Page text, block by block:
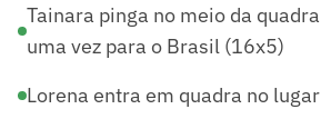
Tainara pinga no meio da
uma vez para o Brasil (16x5)
Lorena entra em quadra no